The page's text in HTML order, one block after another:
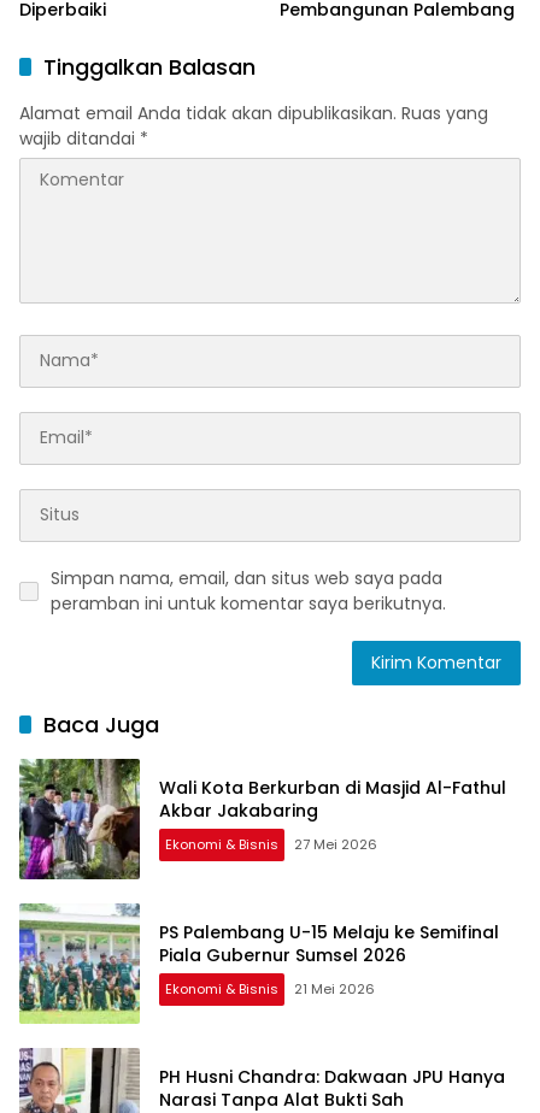
Diperbaiki
Pembangunan Palembang
Tinggalkan Balasan
Alamat email Anda tidak akan dipublikasikan. Ruas yang
wajib ditandai *
Simpan nama, email, dan situs web saya pada
peramban ini untuk komentar saya berikutnya.
Baca Juga
Wali Kota Berkurban di Masjid Al-Fathul
Akbar Jakabaring
Ekonomi & Bisnis 27 Mei 2026
PS Palembang U-15 Melaju ke Semifinal
Piala Gubernur Sumsel 2026
Ekonomi & Bisnis 21 Mei 2026
PH Husni Chandra: Dakwaan JPU Hanya
Narasi Tanpa Alat Bukti Sah